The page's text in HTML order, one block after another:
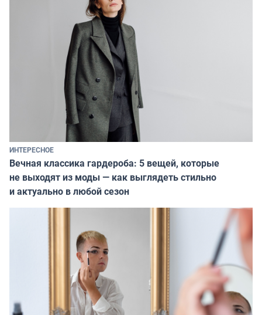
ИНТЕРЕСНОЕ
Вечная классика гардероба: 5 вещей, которые
не выходят из моды — как выглядеть стильно
и актуально в любой сезон